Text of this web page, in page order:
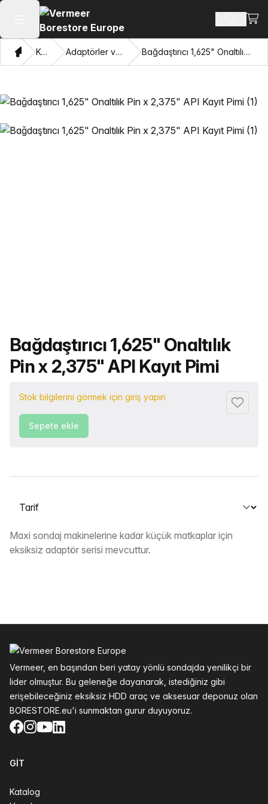
Ana menüyü aç Ürün ara
Ev Katalog Adaptörler ve Gözleri Çekme Bağdaştırıcı 1,625" Onaltılık Pin x 2,375" API Kayıt Pimi
Ürün adı
Bağdaştırıcı 1,625" Onaltılık
Pin x 2,375" API Kayıt Pimi
Stok bilgilerini görmek için giriş yapın
Sepete ekle
Bir sekme seçin
Tarif
Maxi sondaj makinelerine kadar küçük matkaplar için
eksiksiz adaptör serisi mevcuttur.
Vermeer, en başından beri yatay yönlü sondajda yenilikçi bir
lider olmuştur. Bu geleneğe dayanarak, istediğiniz gibi
erişebileceğiniz eksiksiz HDD araç ve aksesuar deponuz olan
BORESTORE.eu'i sunmaktan gurur duyuyoruz.
Facebook
Instagram
YouTube
LinkedIn
GIT
Katalog